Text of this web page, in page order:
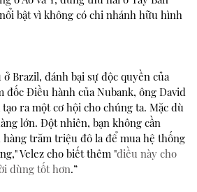
bật vì không có chi nhánh hữu hình
Brazil, đánh bại sự độc quyền của
đốc Điều hành của Nubank, ông David
ra một cơ hội cho chúng ta. Mặc dù
lớn. Đột nhiên, bạn không cần
hàng trăm triệu đô la để mua hệ thống
Velez cho biết thêm "điều này cho
dùng tốt hơn.”